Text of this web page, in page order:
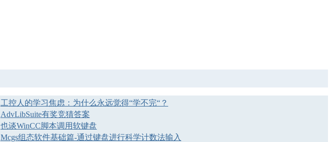
工控人的学习焦虑：为什么永远觉得“学不完“？
AdvLibSuite有奖竞猜答案
也谈WinCC脚本调用软键盘
Mcgs组态软件基础篇-通过键盘进行科学计数法输入